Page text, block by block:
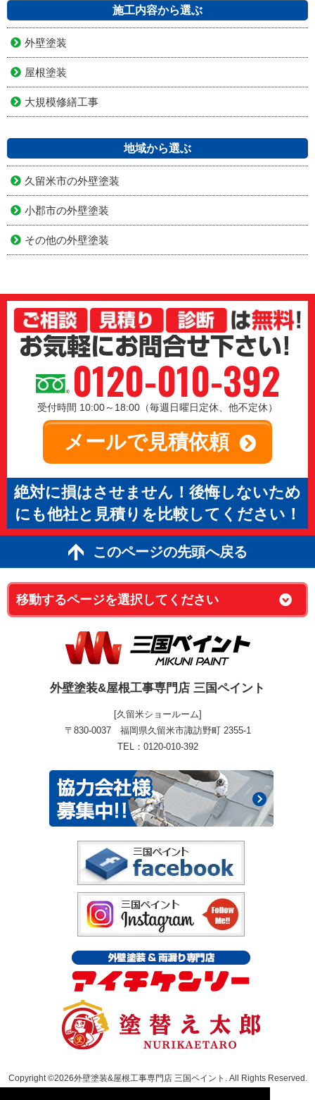
施工内容から選ぶ
外壁塗装
屋根塗装
大規模修繕工事
地域から選ぶ
久留米市の外壁塗装
小郡市の外壁塗装
その他の外壁塗装
0120-010-392
受付時間 10:00～18:00（毎週日曜日定休、他不定休）
メールで見積依頼
絶対に損はさせません！後悔しないため
にも他社と見積りを比較してください！
このページの先頭へ戻る
外壁塗装&屋根工事専門店 三国ペイント
[久留米ショールーム]
〒830-0037 福岡県久留米市諏訪野町 2355-1
TEL：0120-010-392
Copyright ©2026外壁塗装&屋根工事専門店 三国ペイント. All Rights Reserved.